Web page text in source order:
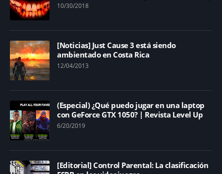
10/30/2018
[Noticias] Just Cause 3 está siendo
ambientado en Costa Rica
12/04/2013
(Especial) ¿Qué puedo jugar en una laptop
con GeForce GTX 1050? | Revista Level Up
6/20/2019
[Editorial] Control Parental: La clasificación